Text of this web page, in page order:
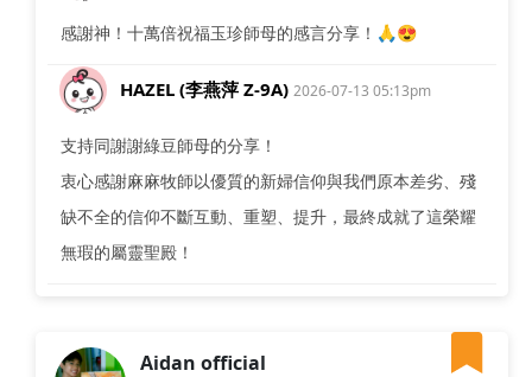
感謝神！十萬倍祝福玉珍師母的感言分享！🙏😍
HAZEL (李燕萍 Z-9A) 2026-07-13 05:13pm
支持同謝謝綠豆師母的分享！
衷心感謝麻麻牧師以優質的新婦信仰與我們原本差劣、殘
缺不全的信仰不斷互動、重塑、提升，最終成就了這榮耀
無瑕的屬靈聖殿！
Aidan official